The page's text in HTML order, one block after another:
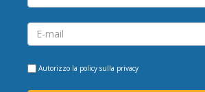
Autorizzo la policy sulla privacy